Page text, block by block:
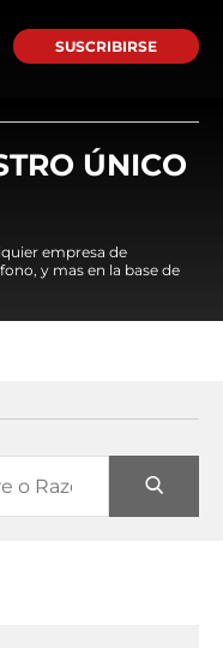
SUSCRIBIRSE
ÚNICO
empresa de
y mas en la base de